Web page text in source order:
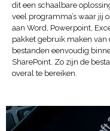
dit een schaalbare
veel programma’s waar jij
aan Word, Powerpoint,
pakket gebruik maken van
bestanden eenvoudig
SharePoint. Zo zijn de
overal te bereiken.